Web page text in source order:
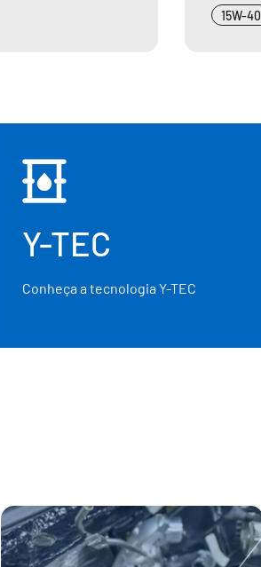
15W-40
Y-TEC
Conheça a tecnologia Y-TEC